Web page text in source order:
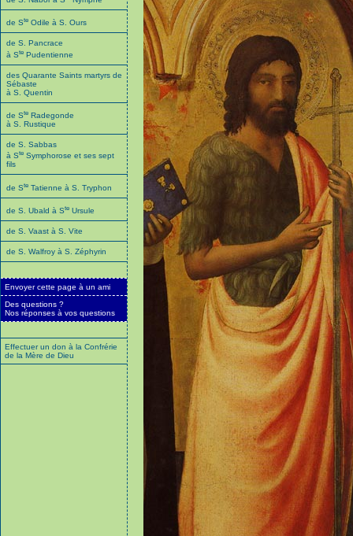
de Ste Odile à S. Ours
de S. Pancrace
à Ste Pudentienne
des Quarante Saints martyrs de
Sébaste
à S. Quentin
de Ste Radegonde
à S. Rustique
de S. Sabbas
à Ste Symphorose et ses sept
fils
de Ste Tatienne à S. Tryphon
de S. Ubald à Ste Ursule
de S. Vaast à S. Vite
de S. Walfroy à S. Zéphyrin
Envoyer cette page à un ami
Des questions ?
Nos réponses à vos questions
Effectuer un don à la Confrérie
de la Mère de Dieu